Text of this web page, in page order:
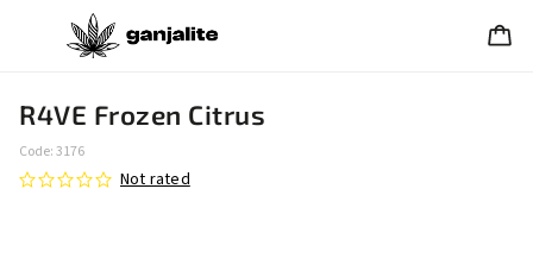
R4VE Frozen Citrus
Code:3176
Not rated